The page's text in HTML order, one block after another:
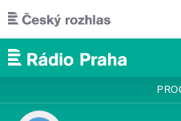
Přejít k hlavnímu obsahu